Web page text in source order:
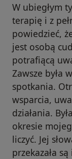
W ubiegłym
terapię i z
powiedzieć,
jest osobą
potrafiącą
Zawsze była
spotkania.
wsparcia,
działania.
okresie
liczyć. Jej
przekazała